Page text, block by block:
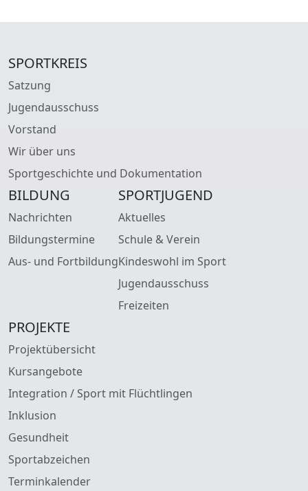
SPORTKREIS
Satzung
Jugendausschuss
Vorstand
Wir über uns
Sportgeschichte und Dokumentation
BILDUNG
Nachrichten
Bildungstermine
Aus- und Fortbildung
SPORTJUGEND
Aktuelles
Schule & Verein
Kindeswohl im Sport
Jugendausschuss
Freizeiten
PROJEKTE
Projektübersicht
Kursangebote
Integration / Sport mit Flüchtlingen
Inklusion
Gesundheit
Sportabzeichen
Terminkalender